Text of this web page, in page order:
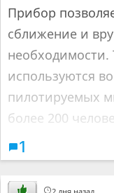
Прибор
сближение и
необходимости.
используются
пилотируемых
более 200
1